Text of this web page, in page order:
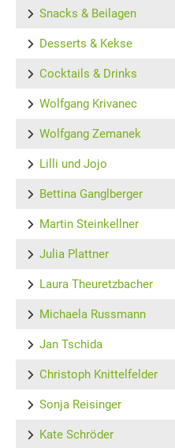
Snacks & Beilagen
Desserts & Kekse
Cocktails & Drinks
Wolfgang Krivanec
Wolfgang Zemanek
Lilli und Jojo
Bettina Ganglberger
Martin Steinkellner
Julia Plattner
Laura Theuretzbacher
Michaela Russmann
Jan Tschida
Christoph Knittelfelder
Sonja Reisinger
Kate Schröder